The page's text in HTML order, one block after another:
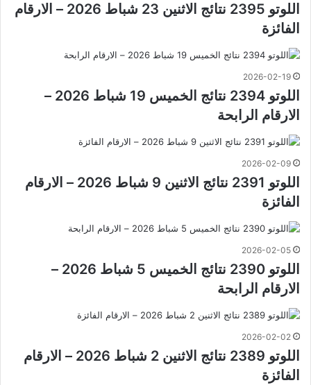
اللوتو 2395 نتائج الاثنين 23 شباط 2026 – الارقام
الفائزة
2026-02-19
اللوتو 2394 نتائج الخميس 19 شباط 2026 –
الارقام الرابحة
2026-02-09
اللوتو 2391 نتائج الاثنين 9 شباط 2026 – الارقام
الفائزة
2026-02-05
اللوتو 2390 نتائج الخميس 5 شباط 2026 –
الارقام الرابحة
2026-02-02
اللوتو 2389 نتائج الاثنين 2 شباط 2026 – الارقام
الفائزة